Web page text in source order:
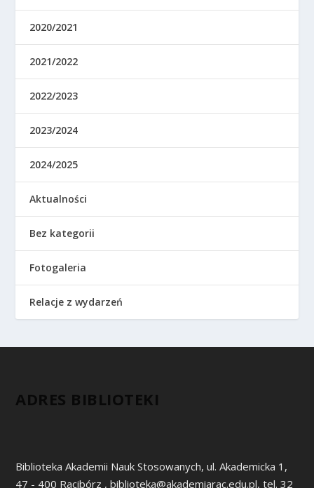
2020/2021
2021/2022
2022/2023
2023/2024
2024/2025
Aktualności
Bez kategorii
Fotogaleria
Relacje z wydarzeń
ADRES BIBLIOTEKI
Biblioteka Akademii Nauk Stosowanych, ul. Akademicka 1,
47 - 400 Racibórz , biblioteka@akademiarac.edu.pl, tel. 32